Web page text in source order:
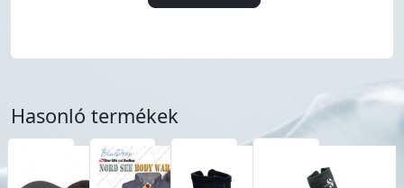
Hasonló termékek